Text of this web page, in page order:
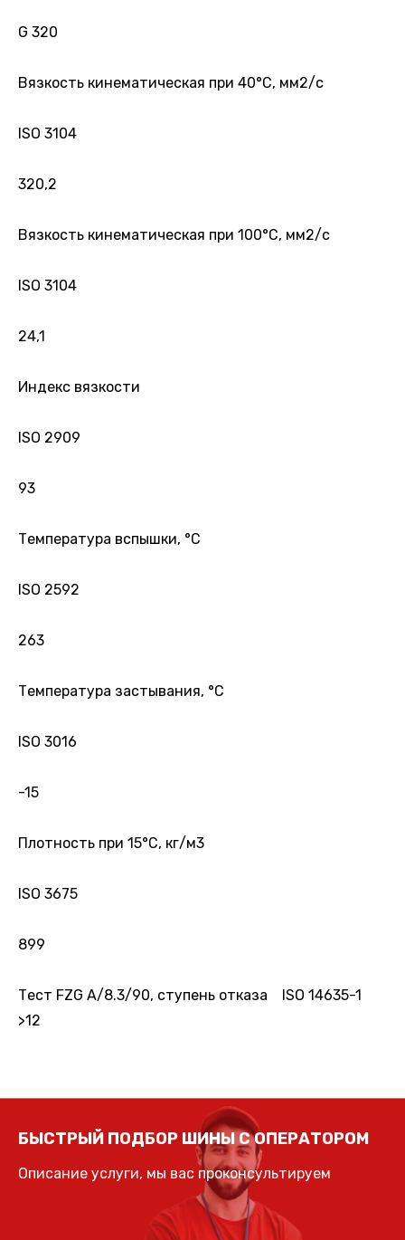
G 320
Вязкость кинематическая при 40°С, мм2/с
ISO 3104
320,2
Вязкость кинематическая при 100°С, мм2/с
ISO 3104
24,1
Индекс вязкости
ISO 2909
93
Температура вспышки, °С
ISO 2592
263
Температура застывания, °С
ISO 3016
-15
Плотность при 15°С, кг/м3
ISO 3675
899
Тест FZG A/8.3/90, ступень отказа ISO 14635-1
>12
БЫСТРЫЙ ПОДБОР ШИНЫ С ОПЕРАТОРОМ
Описание услуги, мы вас проконсультируем